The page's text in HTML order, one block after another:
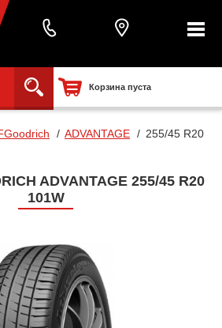
Корзина пуста
ADVANTAGE
255/45 R20
ADVANTAGE 255/45 R20
101W